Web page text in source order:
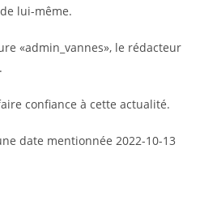
lui-même.
«admin_vannes», le rédacteur
confiance à cette actualité.
date mentionnée 2022-10-13